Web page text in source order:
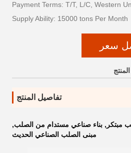
Payment Terms: T/T, L/C, Western
Supply Ability: 15000 tons Per Month
سعر
تفاصيل المنتج
مبتكر , بناء صناعي مستدام من الصلب,
مبنى الصلب الصناعي الحديث